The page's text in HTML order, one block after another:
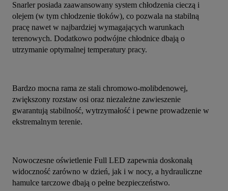
Snarler posiada zaawansowany system chłodzenia cieczą i
olejem (w tym chłodzenie tłoków), co pozwala na stabilną
pracę nawet w najbardziej wymagających warunkach
terenowych. Dodatkowo podwójne chłodnice dbają o
utrzymanie optymalnej temperatury pracy.
Bardzo mocna rama ze stali chromowo-molibdenowej,
zwiększony rozstaw osi oraz niezależne zawieszenie
gwarantują stabilność, wytrzymałość i pewne prowadzenie w
ekstremalnym terenie.
Nowoczesne oświetlenie Full LED zapewnia doskonałą
widoczność zarówno w dzień, jak i w nocy, a hydrauliczne
hamulce tarczowe dbają o pełne bezpieczeństwo.